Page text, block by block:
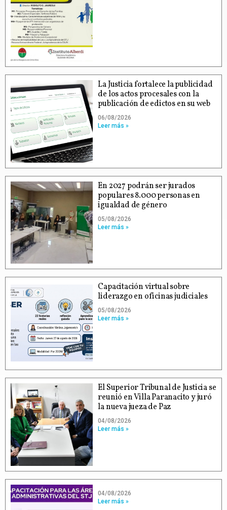
La Justicia fortalece la publicidad
de los actos procesales con la
publicación de edictos en su web
06/08/2026
Leer más »
En 2027 podrán ser jurados
populares 8.000 personas en
igualdad de género
05/08/2026
Leer más »
Capacitación virtual sobre
liderazgo en oficinas judiciales
05/08/2026
Leer más »
El Superior Tribunal de Justicia se
reunió en Villa Paranacito y juró
la nueva jueza de Paz
04/08/2026
Leer más »
04/08/2026
Leer más »